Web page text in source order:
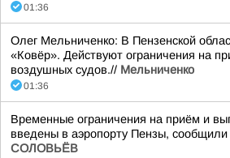
01:36
Олег Мельниченко: В Пензенской
«Ковёр». Действуют ограничения на
воздушных судов.// Мельниченко
01:36
Временные ограничения на приём и
введены в аэропорту Пензы,
СОЛОВЬЁВ